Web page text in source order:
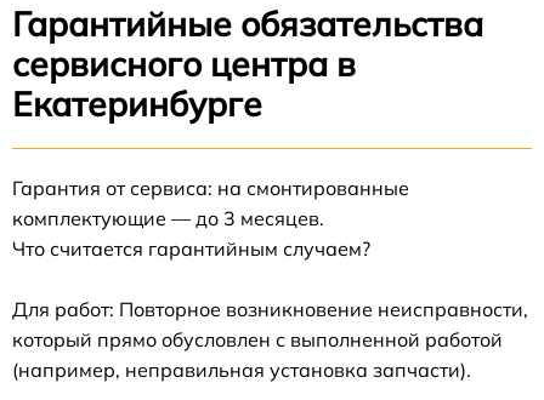
Гарантийные обязательства
сервисного центра в
Екатеринбурге
Гарантия от сервиса: на смонтированные
комплектующие — до 3 месяцев.
Что считается гарантийным случаем?
Для работ: Повторное возникновение неисправности,
который прямо обусловлен с выполненной работой
(например, неправильная установка запчасти).